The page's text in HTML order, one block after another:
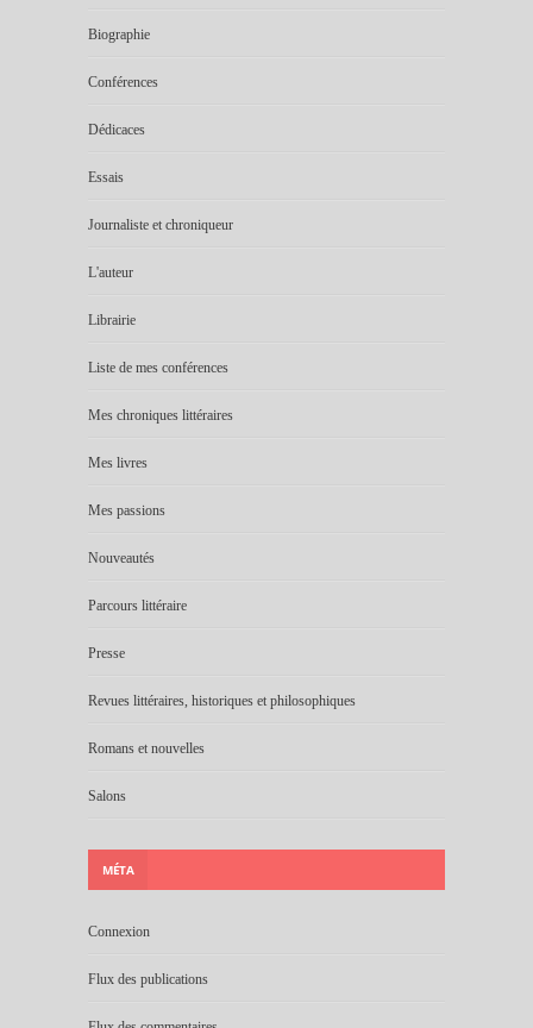
Biographie
Conférences
Dédicaces
Essais
Journaliste et chroniqueur
L'auteur
Librairie
Liste de mes conférences
Mes chroniques littéraires
Mes livres
Mes passions
Nouveautés
Parcours littéraire
Presse
Revues littéraires, historiques et philosophiques
Romans et nouvelles
Salons
MÉTA
Connexion
Flux des publications